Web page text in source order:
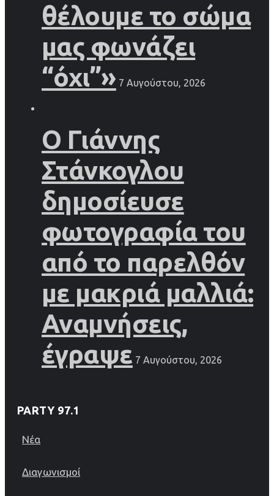
θέλουμε το σώμα
μας φωνάζει
“όχι”» 7 Αυγούστου, 2026
Ο Γιάννης
Στάνκογλου
δημοσίευσε
φωτογραφία του
από το παρελθόν
με μακριά μαλλιά:
Αναμνήσεις,
έγραψε 7 Αυγούστου, 2026
PARTY 97.1
Νέα
Διαγωνισμοί